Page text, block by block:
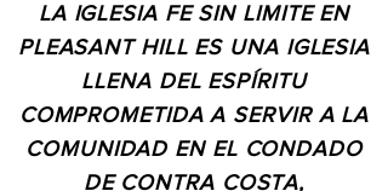
LA IGLESIA FE SIN LIMITE EN
PLEASANT HILL ES UNA IGLESIA
LLENA DEL ESPÍRITU
COMPROMETIDA A SERVIR A LA
COMUNIDAD EN EL CONDADO
DE CONTRA COSTA,